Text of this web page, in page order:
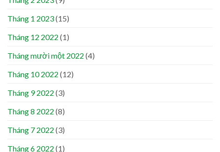
Tháng 1 2023(15)
Tháng 12 2022 (1)
Tháng mười một 2022 (4)
Tháng 10 2022 (12)
Tháng 9 2022 (3)
Tháng 8 2022 (8)
Tháng 7 2022 (3)
Tháng 6 2022 (1)